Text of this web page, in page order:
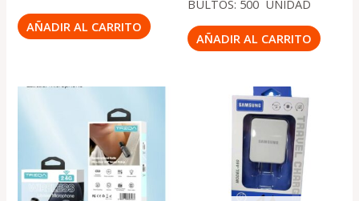
AÑADIR AL CARRITO
BULTOS: 500 UNIDAD
AÑADIR AL CARRITO
El
original
₡3,150
precio
actual
es:
.
₡2,200
El
precio
original
era:
₡1,650
El
precio
actual
.
₡1,090